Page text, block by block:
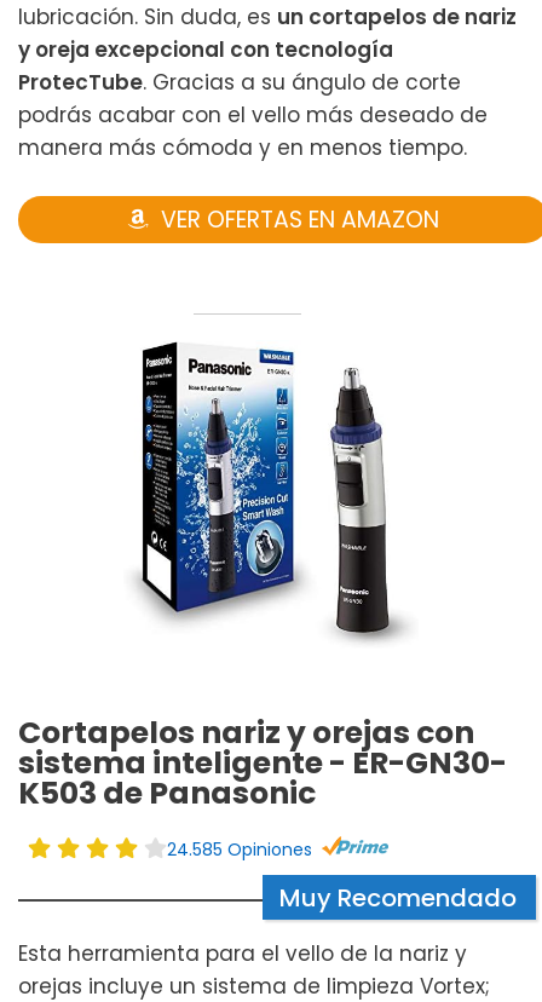
lubricación. Sin duda, es un cortapelos de nariz
y oreja excepcional con tecnología
ProtecTube. Gracias a su ángulo de corte
podrás acabar con el vello más deseado de
manera más cómoda y en menos tiempo.
VER OFERTAS EN AMAZON
Cortapelos nariz y orejas con
sistema inteligente - ER-GN30-
K503 de Panasonic
24.585 Opiniones
Muy Recomendado
Esta herramienta para el vello de la nariz y
orejas incluye un sistema de limpieza Vortex;